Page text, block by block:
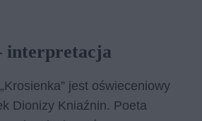
interpretacja
jest oświeceniowy
Dionizy Kniaźnin. Poeta